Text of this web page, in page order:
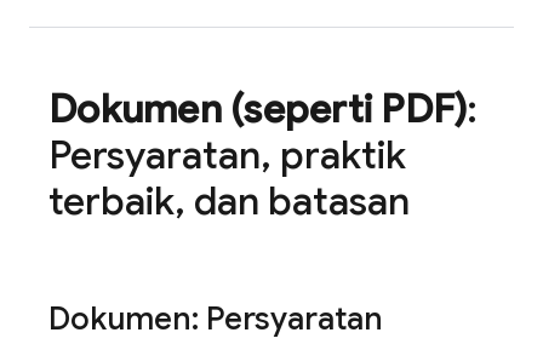
Dokumen (seperti PDF):
Persyaratan, praktik
terbaik, dan batasan
Dokumen: Persyaratan